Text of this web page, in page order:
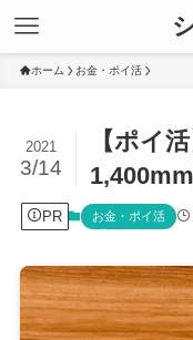
ホーム お金・ポイ活
【ポイ
2021
3/14
PR お金・ポイ活